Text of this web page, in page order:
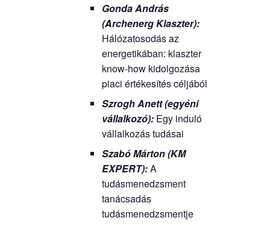
Gonda András
(Archenerg Klaszter):
Hálózatosodás az
energetikában: klaszter
know-how kidolgozása
piaci értékesítés céljából
Szrogh Anett (egyéni
vállalkozó): Egy induló
vállalkozás tudásai
Szabó Márton (KM
EXPERT):A
tudásmenedzsment
tanácsadás
tudásmenedzsmentje